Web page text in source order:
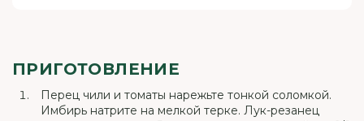
ПРИГОТОВЛЕНИЕ
Перец чили и томаты нарежьте тонкой соломкой.
Имбирь натрите на мелкой терке. Лук-резанец